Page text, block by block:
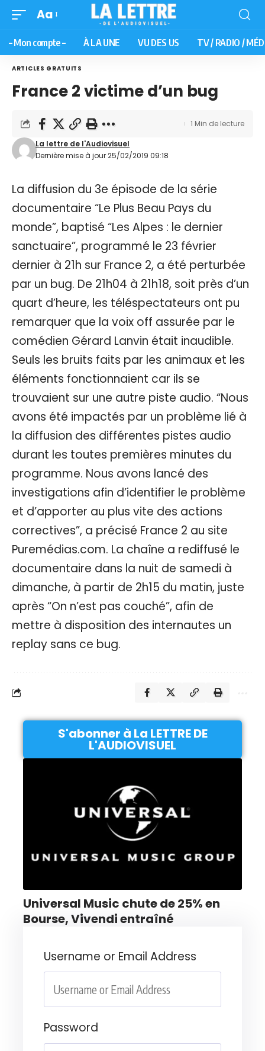
Aa
– Mon compte – À LA UNE VU DES US TV / RADIO /
ARTICLES GRATUITS
France 2 victime d’un bug
Dernière mise à jour 25/02/2019 09:18
La lettre de l'Audiovisuel
1 Min de lecture
La diffusion du 3e épisode de la série
documentaire “Le Plus Beau Pays du
monde”, baptisé “Les Alpes : le dernier
sanctuaire”, programmé le 23 février
dernier à 21h sur France 2, a été perturbée
par un bug. De 21h04 à 21h18, soit près d’un
quart d’heure, les téléspectateurs ont pu
remarquer que la voix off assurée par le
comédien Gérard Lanvin était inaudible.
Seuls les bruits faits par les animaux et les
éléments fonctionnaient car ils se
trouvaient sur une autre piste audio. “Nous
avons été impactés par un problème lié à
la diffusion des différentes pistes audio
durant les toutes premières minutes du
programme. Nous avons lancé des
investigations afin d’identifier le problème
et d’apporter au plus vite des actions
correctives”, a précisé France 2 au site
Puremédias.com. La chaîne a rediffusé le
documentaire dans la nuit de samedi à
dimanche, à partir de 2h15 du matin, juste
après “On n’est pas couché”, afin de
mettre à disposition des internautes un
replay sans ce bug.
S'abonner à La LETTRE DE
L'AUDIOVISUEL
Universal Music chute de 25% en
Bourse, Vivendi entraîné
Username or Email Address
Password